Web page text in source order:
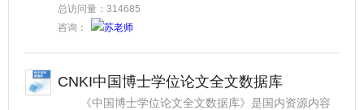
总访问量：314685
咨询：
苏老师
CNKI中国博士学位论文全文数据库
《中国博士学位论文全文数据库》是国内资源内容